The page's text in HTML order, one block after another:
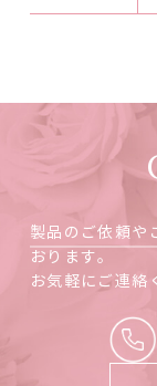
製品のご依頼や
おります。
お気軽にご連絡